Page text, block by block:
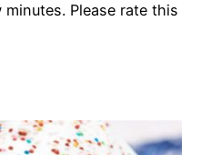
Please rate this